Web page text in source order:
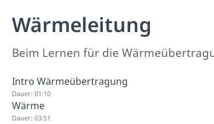
Wärmeleitung
Beim Lernen für die
Intro Wärmeübertragung
Dauer: 01:10
Wärme
Dauer: 03:51